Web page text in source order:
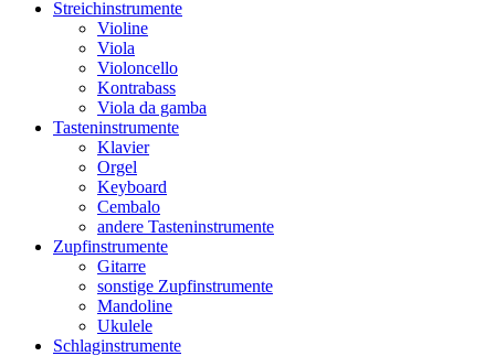
Streichinstrumente
Violine
Viola
Violoncello
Kontrabass
Viola da gamba
Tasteninstrumente
Klavier
Orgel
Keyboard
Cembalo
andere Tasteninstrumente
Zupfinstrumente
Gitarre
sonstige Zupfinstrumente
Mandoline
Ukulele
Schlaginstrumente